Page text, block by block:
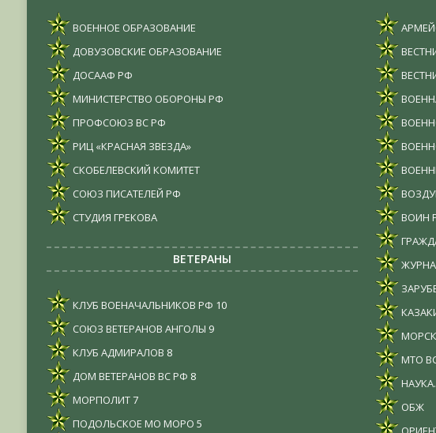
ВОЕННОЕ ОБРАЗОВАНИЕ
ДОВУЗОВСКИЕ ОБРАЗОВАНИЕ
ДОСААФ РФ
МИНИСТЕРСТВО ОБОРОНЫ РФ
ПРОФСОЮЗ ВС РФ
РИЦ «КРАСНАЯ ЗВЕЗДА»
СКОБЕЛЕВСКИЙ КОМИТЕТ
СОЮЗ ПИСАТЕЛЕЙ РФ
СТУДИЯ ГРЕКОВА
ВЕТЕРАНЫ
КЛУБ ВОЕНАЧАЛЬНИКОВ РФ 10
СОЮЗ ВЕТЕРАНОВ АНГОЛЫ 9
КЛУБ АДМИРАЛОВ 8
ДОМ ВЕТЕРАНОВ ВС РФ 8
МОРПОЛИТ7
ПОДОЛЬСКОЕ МО МОРО 5
ВОИН
МТО
ОБЖ